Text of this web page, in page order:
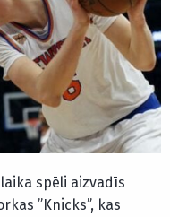
spēli aizvadīs
”Knicks”, kas